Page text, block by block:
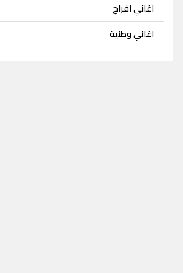
اغاني افراح
اغاني وطنية